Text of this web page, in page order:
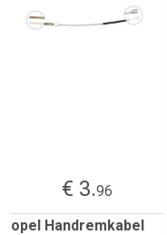
€ 3.96
opel Handremkabel